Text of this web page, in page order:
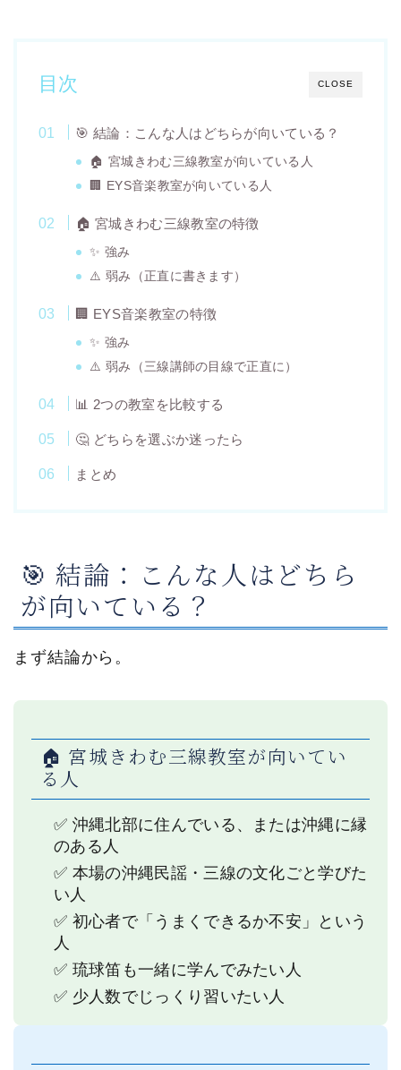
CLOSE
目次
🎯 結論：こんな人はどちらが向いている？
🏠 宮城きわむ三線教室が向いている人
🏢 EYS音楽教室が向いている人
🏠 宮城きわむ三線教室の特徴
✨ 強み
⚠️ 弱み（正直に書きます）
🏢 EYS音楽教室の特徴
✨ 強み
⚠️ 弱み（三線講師の目線で正直に）
📊 2つの教室を比較する
🤔 どちらを選ぶか迷ったら
まとめ
🎯 結論：こんな人はどちら
が向いている？
まず結論から。
🏠 宮城きわむ三線教室が向いてい
る人
✅ 沖縄北部に住んでいる、または沖縄に縁
のある人
✅ 本場の沖縄民謡・三線の文化ごと学びた
い人
✅ 初心者で「うまくできるか不安」という
人
✅ 琉球笛も一緒に学んでみたい人
✅ 少人数でじっくり習いたい人